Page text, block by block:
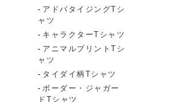
アドバタイジングTシ
ャツ
キャラクターTシャツ
アニマルプリントTシ
ャツ
タイダイ柄Tシャツ
ボーダー・ジャガー
ドTシャツ